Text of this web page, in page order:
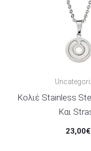
Κολιέ Stainless
Και
23,00€